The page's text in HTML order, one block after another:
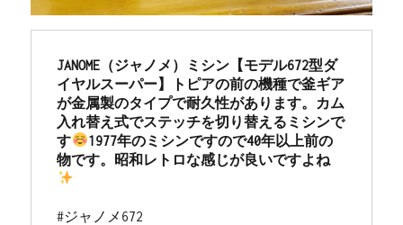
JANOME（ジャノメ）ミシン【モデル672型ダ
イヤルスーパー】トピアの前の機種で釜ギア
が金属製のタイプで耐久性があります。カム
入れ替え式でステッチを切り替えるミシンで
す
1977年のミシンですので40年以上前の
物です。昭和レトロな感じが良いですよね
#ジャノメ672